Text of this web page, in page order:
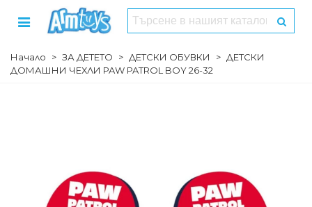
Начало > ЗА ДЕТЕТО > ДЕТСКИ ОБУВКИ > ДЕТСКИ
ДОМАШНИ ЧЕХЛИ PAW PATROL BOY 26-32